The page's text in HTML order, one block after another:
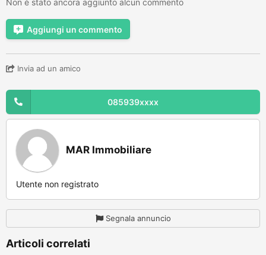
Aggiungi un commento
Invia ad un amico
085939xxxx
MAR Immobiliare
Utente non registrato
Segnala annuncio
Articoli correlati